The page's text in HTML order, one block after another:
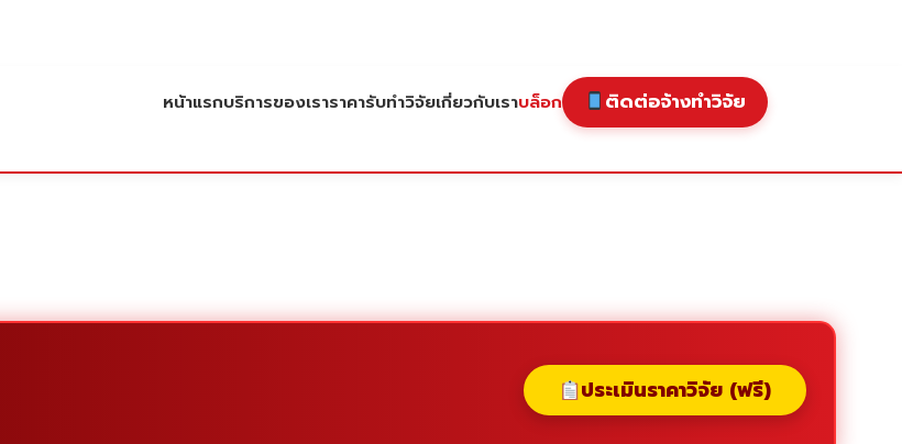
หน้าแรกบริการของเราราคารับทำวิจัยเกี่ยวกับเราบล็อก ติดต่อจ้างทำวิจัย
ประเมินราคาวิจัย (ฟรี)